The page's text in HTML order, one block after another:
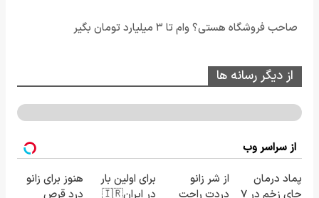
صاحب فروشگاه هستی؟ وام تا ۳ میلیارد تومان بگیر
از دیگر رسانه ها
از سراسر وب
پماد درمان
از شر زانو
برای اولین بار
هنوز برای زانو